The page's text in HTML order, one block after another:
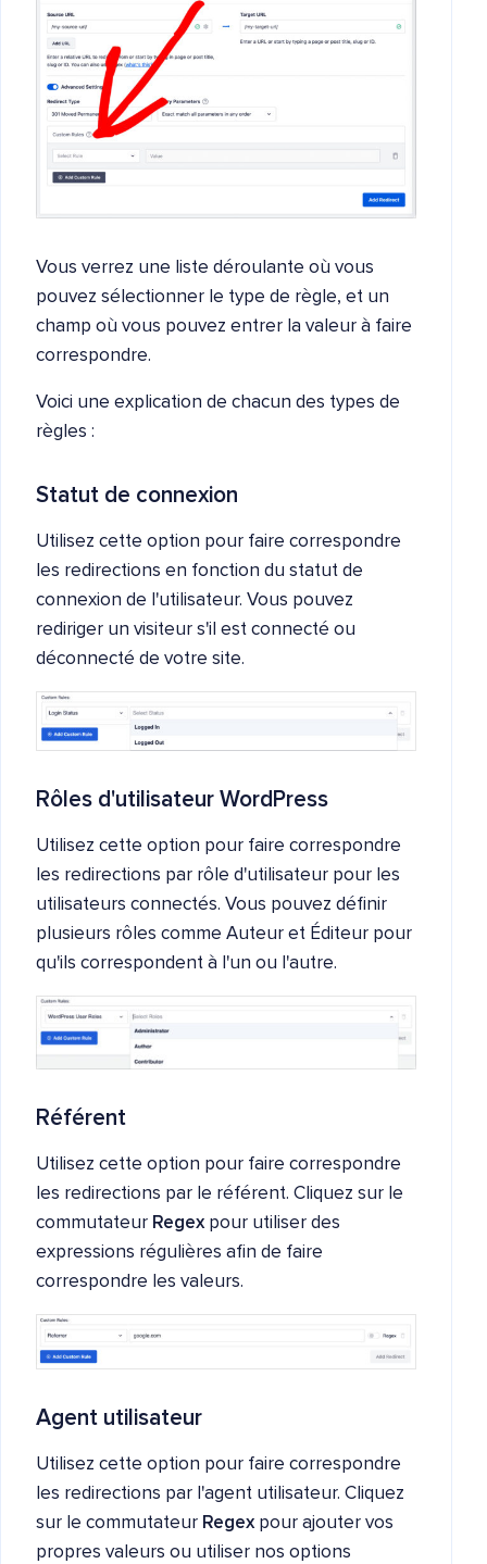
Vous verrez une liste déroulante où vous
pouvez sélectionner le type de règle, et un
champ où vous pouvez entrer la valeur à faire
correspondre.
Voici une explication de chacun des types de
règles :
Statut de connexion
Utilisez cette option pour faire correspondre
les redirections en fonction du statut de
connexion de l'utilisateur. Vous pouvez
rediriger un visiteur s'il est connecté ou
déconnecté de votre site.
Rôles d'utilisateur WordPress
Utilisez cette option pour faire correspondre
les redirections par rôle d'utilisateur pour les
utilisateurs connectés. Vous pouvez définir
plusieurs rôles comme Auteur et Éditeur pour
qu'ils correspondent à l'un ou l'autre.
Référent
Utilisez cette option pour faire correspondre
les redirections par le référent. Cliquez sur le
commutateur Regexpour utiliser des
expressions régulières afin de faire
correspondre les valeurs.
Agent utilisateur
Utilisez cette option pour faire correspondre
les redirections par l'agent utilisateur. Cliquez
sur le commutateur Regexpour ajouter vos
propres valeurs ou utiliser nos options